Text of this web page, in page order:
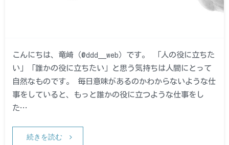
こんにちは、竜崎（@ddd__web）です。 「人の役に立ちた
い」「誰かの役に立ちたい」と思う気持ちは人間にとって
自然なものです。 毎日意味があるのかわからないような仕
事をしていると、もっと誰かの役に立つような仕事をし
た…
続きを読む